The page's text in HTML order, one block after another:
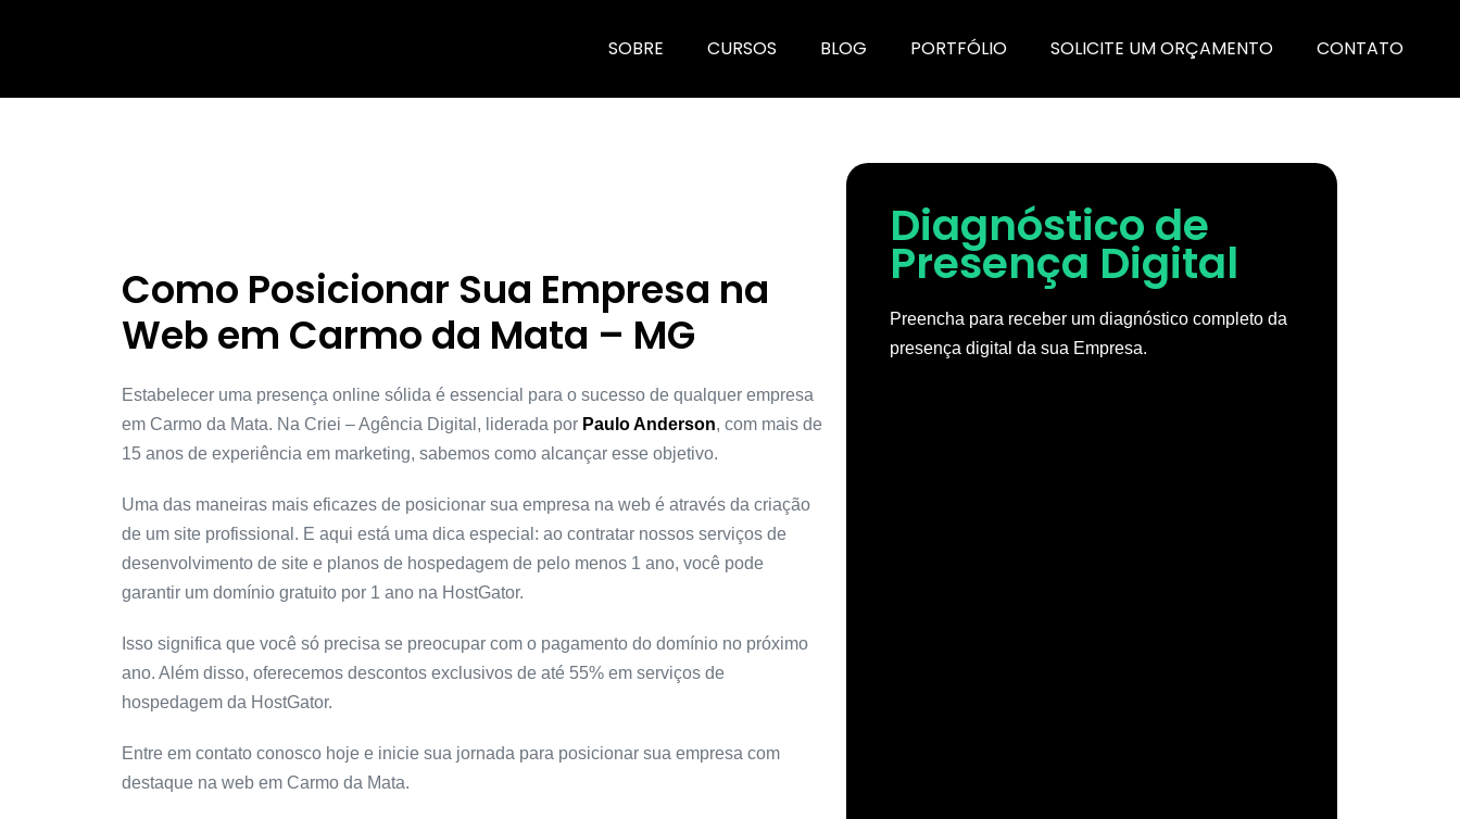
SOBRE CURSOS BLOG PORTFÓLIO SOLICITE UM ORÇAMENTO CONTATO
Como Posicionar Sua Empresa na
Web em Carmo da Mata – MG
Estabelecer uma presença online sólida é essencial para o sucesso de qualquer empresa
em Carmo da Mata. Na Criei – Agência Digital, liderada por Paulo Anderson, com mais de
15 anos de experiência em marketing, sabemos como alcançar esse objetivo.
Uma das maneiras mais eficazes de posicionar sua empresa na web é através da criação
de um site profissional. E aqui está uma dica especial: ao contratar nossos serviços de
desenvolvimento de site e planos de hospedagem de pelo menos 1 ano, você pode
garantir um domínio gratuito por 1 ano na HostGator.
Isso significa que você só precisa se preocupar com o pagamento do domínio no próximo
ano. Além disso, oferecemos descontos exclusivos de até 55% em serviços de
hospedagem da HostGator.
Entre em contato conosco hoje e inicie sua jornada para posicionar sua empresa com
destaque na web em Carmo da Mata.
Diagnóstico de
Presença Digital
Preencha para receber um diagnóstico completo da
presença digital da sua Empresa.